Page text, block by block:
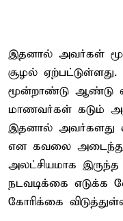
இதனால் அவர்கள்
சூழல்
மூன்றாண்டு ஆண்டு
மாணவர்கள் கடும்
இதனால் அவர்களது
என கவலை
அலட்சியமாக இருந்த
நடவடிக்கை எடுக்க
கோரிக்கை